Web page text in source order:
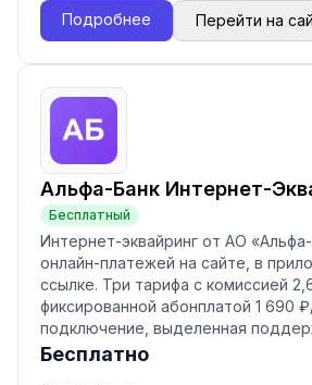
Подробнее Перейти на
Альфа-Банк Интернет-
Бесплатный
Интернет-эквайринг от АО
онлайн-платежей на сайте, в
ссылке. Три тарифа с комиссией
фиксированной абонплатой 1 690
подключение, выделенная
Бесплатно